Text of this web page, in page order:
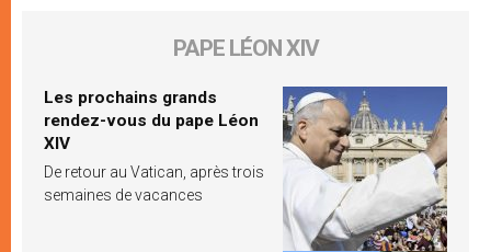
PAPE LÉON XIV
Les prochains grands
rendez-vous du pape Léon
XIV
De retour au Vatican, après trois
semaines de vacances